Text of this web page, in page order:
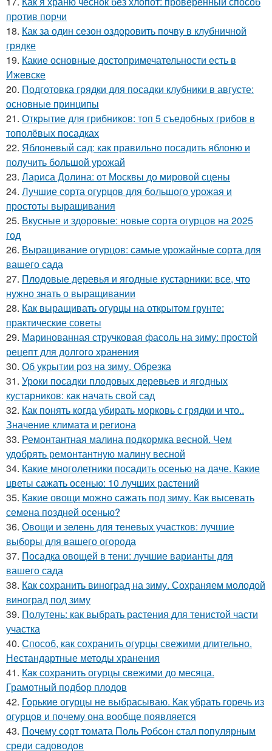
против порчи
18. Как за один сезон оздоровить почву в клубничной
грядке
19. Какие основные достопримечательности есть в
Ижевске
20. Подготовка грядки для посадки клубники в августе:
основные принципы
21. Открытие для грибников: топ 5 съедобных грибов в
тополёвых посадках
22. Яблоневый сад: как правильно посадить яблоню и
получить большой урожай
23. Лариса Долина: от Москвы до мировой сцены
24. Лучшие сорта огурцов для большого урожая и
простоты выращивания
25. Вкусные и здоровые: новые сорта огурцов на 2025
год
26. Выращивание огурцов: самые урожайные сорта для
вашего сада
27. Плодовые деревья и ягодные кустарники: все, что
нужно знать о выращивании
28. Как выращивать огурцы на открытом грунте:
практические советы
29. Маринованная стручковая фасоль на зиму: простой
рецепт для долгого хранения
30. Об укрытии роз на зиму. Обрезка
31. Уроки посадки плодовых деревьев и ягодных
кустарников: как начать свой сад
32. Как понять когда убирать морковь с грядки и что..
Значение климата и региона
33. Ремонтантная малина подкормка весной. Чем
удобрять ремонтантную малину весной
34. Какие многолетники посадить осенью на даче. Какие
цветы сажать осенью: 10 лучших растений
35. Какие овощи можно сажать под зиму. Как высевать
семена поздней осенью?
36. Овощи и зелень для теневых участков: лучшие
выборы для вашего огорода
37. Посадка овощей в тени: лучшие варианты для
вашего сада
38. Как сохранить виноград на зиму. Сохраняем молодой
виноград под зиму
39. Полутень: как выбрать растения для тенистой части
участка
40. Способ, как сохранить огурцы свежими длительно.
Нестандартные методы хранения
41. Как сохранить огурцы свежими до месяца.
Грамотный подбор плодов
42. Горькие огурцы не выбрасываю. Как убрать горечь из
огурцов и почему она вообще появляется
43. Почему сорт томата Поль Робсон стал популярным
среди садоводов